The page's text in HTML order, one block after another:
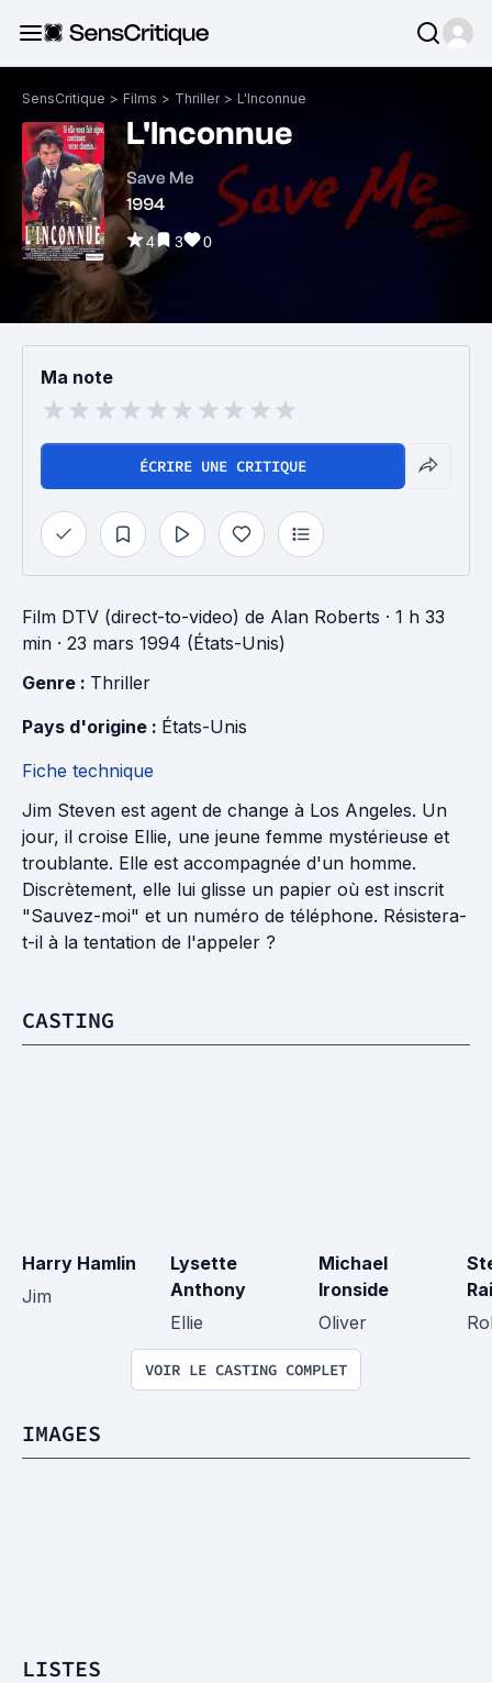
SensCritique > Films > Thriller > L'Inconnue
L'Inconnue
Save Me
1994
4 3 0
Ma note
ÉCRIRE UNE CRITIQUE
Film DTV (direct-to-video) de Alan Roberts · 1 h 33
min · 23 mars 1994 (États-Unis)
Genre : Thriller
Pays d'origine : États-Unis
Fiche technique
Jim Steven est agent de change à Los Angeles. Un
jour, il croise Ellie, une jeune femme mystérieuse et
troublante. Elle est accompagnée d'un homme.
Discrètement, elle lui glisse un papier où est inscrit
"Sauvez-moi" et un numéro de téléphone. Résistera-
t-il à la tentation de l'appeler ?
CASTING
Harry Hamlin
Jim
Lysette
Anthony
Ellie
Michael
Ironside
Oliver
VOIR LE CASTING COMPLET
IMAGES
LISTES